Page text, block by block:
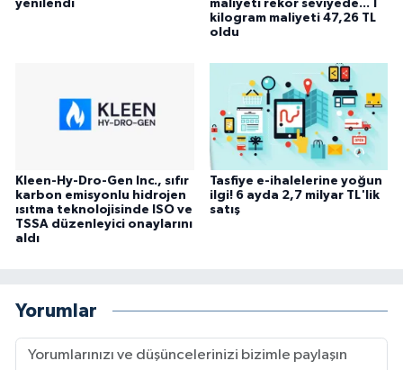
yenilendi
maliyeti rekor seviyede... 1
kilogram maliyeti 47,26 TL
oldu
Kleen-Hy-Dro-Gen Inc., sıfır
karbon emisyonlu hidrojen
ısıtma teknolojisinde ISO ve
TSSA düzenleyici onaylarını
aldı
Tasfiye e-ihalelerine yoğun
ilgi! 6 ayda 2,7 milyar TL'lik
satış
Yorumlar